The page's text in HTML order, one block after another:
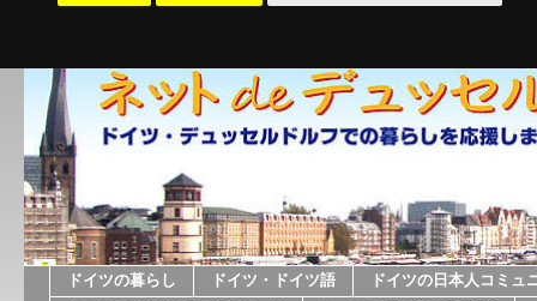
ドイツの暮らし ドイツ・ドイツ語
ドイツの日本人コミュ